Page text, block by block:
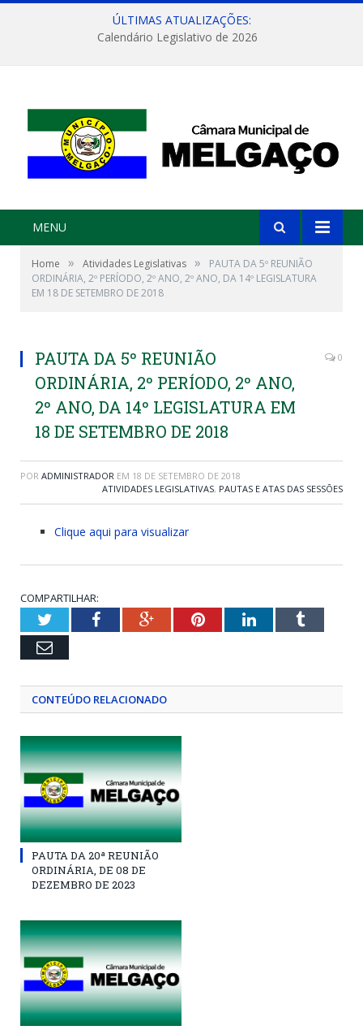
ÚLTIMAS ATUALIZAÇÕES:
Calendário Legislativo de 2026
MENU
Home » Atividades Legislativas »
PAUTA DA 5º REUNIÃO
ORDINÁRIA, 2º PERÍODO, 2º ANO, 2º ANO, DA 14º LEGISLATURA
EM 18 DE SETEMBRO DE 2018
PAUTA DA 5º REUNIÃO
ORDINÁRIA, 2º PERÍODO, 2º ANO,
2º ANO, DA 14º LEGISLATURA EM
18 DE SETEMBRO DE 2018
0
POR ADMINISTRADOR EM 18 DE SETEMBRO DE 2018
ATIVIDADES LEGISLATIVAS, PAUTAS E ATAS DAS SESSÕES
Clique aqui para visualizar
COMPARTILHAR:
TwitterFacebookGoogle+PinterestLinkedInTumblr
Email
CONTEÚDO RELACIONADO
PAUTA DA 20ª REUNIÃO
ORDINÁRIA, DE 08 DE
DEZEMBRO DE 2023